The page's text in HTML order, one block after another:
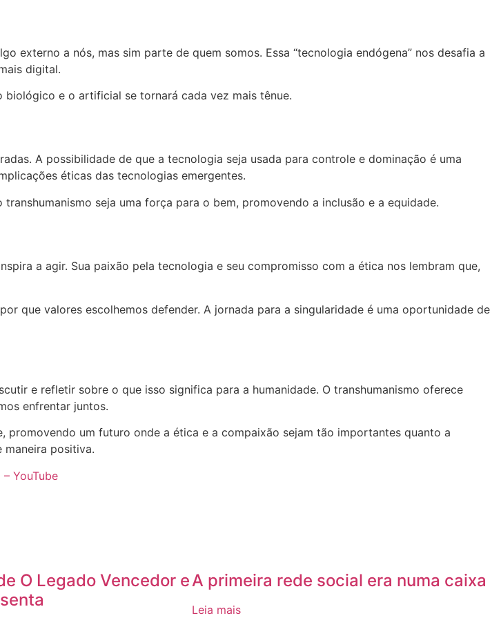
externo a nós, mas sim parte de quem somos. Essa “tecnologia endógena” nos desafia a
digital.
biológico e o artificial se tornará cada vez mais tênue.
A possibilidade de que a tecnologia seja usada para controle e dominação é uma
éticas das tecnologias emergentes.
seja uma força para o bem, promovendo a inclusão e a equidade.
a agir. Sua paixão pela tecnologia e seu compromisso com a ética nos lembram que,
que valores escolhemos defender. A jornada para a singularidade é uma oportunidade de
e refletir sobre o que isso significa para a humanidade. O transhumanismo oferece
enfrentar juntos.
promovendo um futuro onde a ética e a compaixão sejam tão importantes quanto a
maneira positiva.
YouTube
O Legado Vencedor eA primeira rede social era numa caixa
Leia mais